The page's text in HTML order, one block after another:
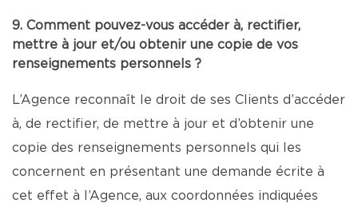
9. Comment pouvez-vous accéder à, rectifier,
mettre à jour et/ou obtenir une copie de vos
renseignements personnels ?
L’Agence reconnaît le droit de ses Clients d’accéder
à, de rectifier, de mettre à jour et d’obtenir une
copie des renseignements personnels qui les
concernent en présentant une demande écrite à
cet effet à l’Agence, aux coordonnées indiquées